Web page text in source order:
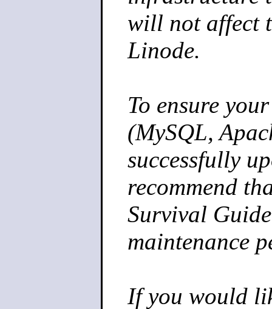
will not affect
Linode.
To ensure
(MySQL,
successfully
recommend
Survival
maintenance
If you would